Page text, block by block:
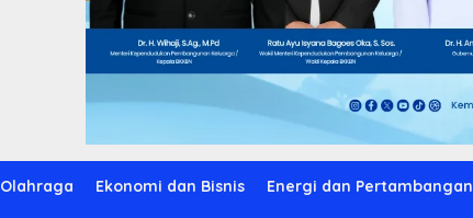
Olahraga Ekonomi dan Bisnis Energi dan Pertambangan